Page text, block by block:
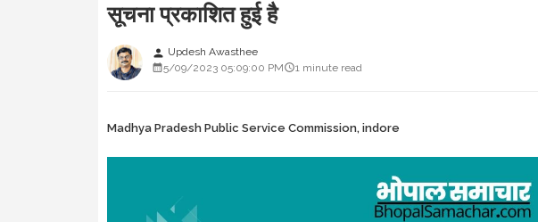
सूचना प्रकाशित हुई है
person Updesh Awasthee
5/09/2023 05:09:00 PM
1 minute read
Madhya Pradesh Public Service Commission, indore